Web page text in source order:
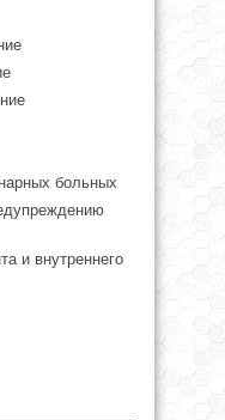
больных
и внутреннего